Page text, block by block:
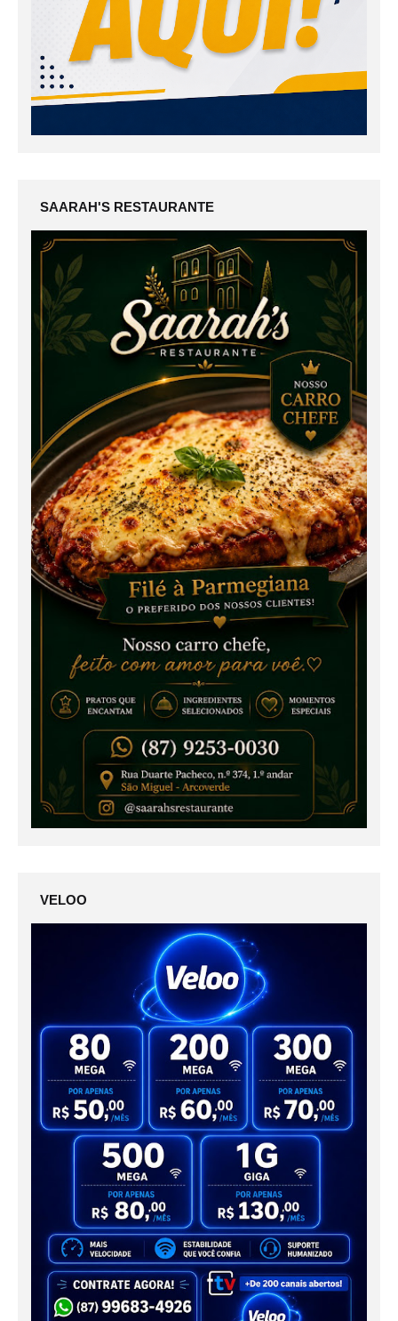
SAARAH'S RESTAURANTE
VELOO